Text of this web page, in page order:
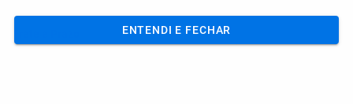
ENTENDI E FECHAR